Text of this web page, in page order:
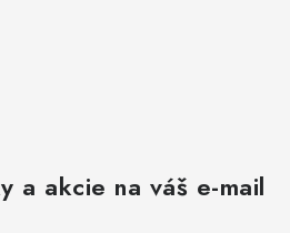
a akcie na váš e-mail